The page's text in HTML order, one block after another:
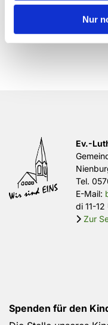
Nur
Ev.-
Tel.
E-Mail:
di 11-
 Zur
Spenden für den